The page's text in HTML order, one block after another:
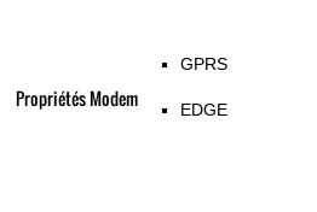
Propriétés Modem
GPRS
EDGE